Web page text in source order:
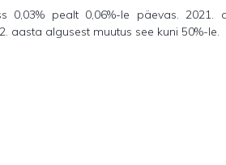
0,03% pealt 0,06%-le päevas.
aasta algusest muutus see kuni 50%-le.